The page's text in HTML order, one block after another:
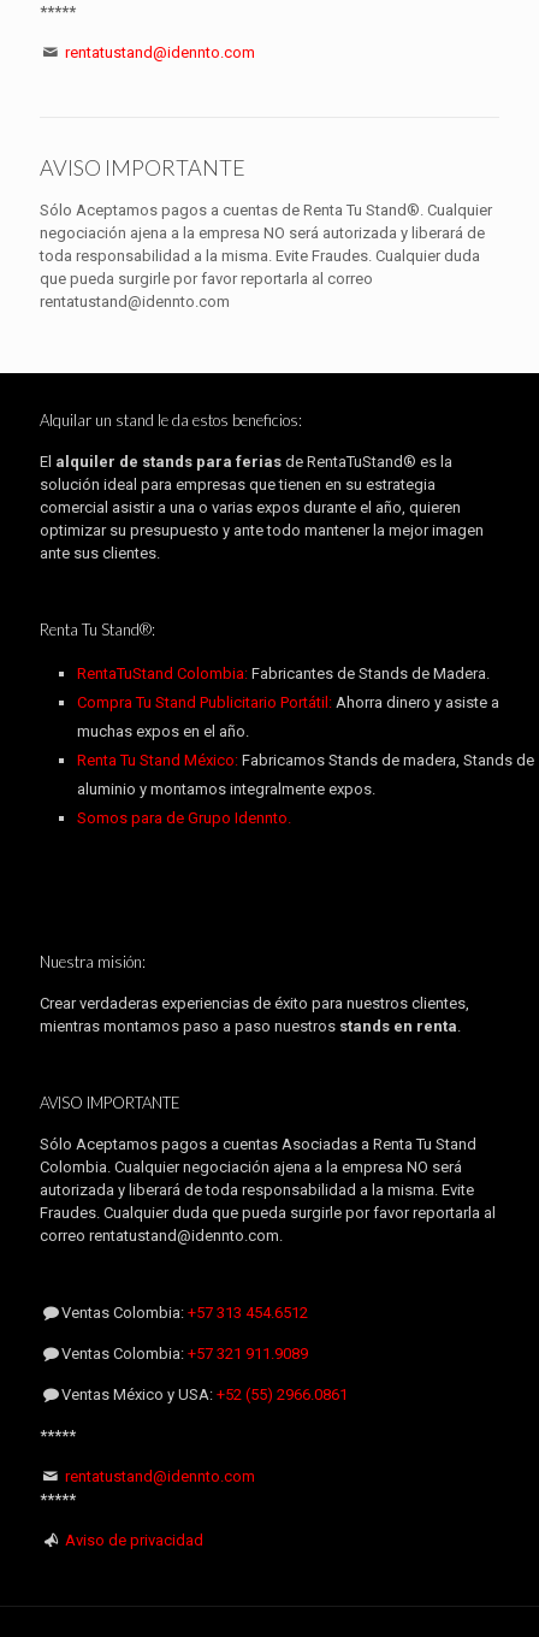
*****
rentatustand@idennto.com
AVISO IMPORTANTE
Sólo Aceptamos pagos a cuentas de Renta Tu Stand®. Cualquier
negociación ajena a la empresa NO será autorizada y liberará de
toda responsabilidad a la misma. Evite Fraudes. Cualquier duda
que pueda surgirle por favor reportarla al correo
rentatustand@idennto.com
Alquilar un stand le da estos beneficios:
El alquiler de stands para ferias de RentaTuStand® es la
solución ideal para empresas que tienen en su estrategia
comercial asistir a una o varias expos durante el año, quieren
optimizar su presupuesto y ante todo mantener la mejor imagen
ante sus clientes.
Renta Tu Stand®:
RentaTuStand Colombia: Fabricantes de Stands de Madera.
Compra Tu Stand Publicitario Portátil:Ahorra dinero y asiste a
muchas expos en el año.
Renta Tu Stand México:Fabricamos Stands de madera, Stands de
aluminio y montamos integralmente expos.
Somos para de Grupo Idennto.
Nuestra misión:
Crear verdaderas experiencias de éxito para nuestros clientes,
mientras montamos paso a paso nuestros stands en renta
AVISO IMPORTANTE
Sólo Aceptamos pagos a cuentas Asociadas a Renta Tu Stand
Colombia. Cualquier negociación ajena a la empresa NO será
autorizada y liberará de toda responsabilidad a la misma. Evite
Fraudes. Cualquier duda que pueda surgirle por favor reportarla al
correo rentatustand@idennto.com.
Ventas Colombia:+57 313 454.6512
Ventas Colombia:+57 321 911.9089
Ventas México y USA:+52 (55) 2966.0861
*****
rentatustand@idennto.com
*****
Aviso de privacidad